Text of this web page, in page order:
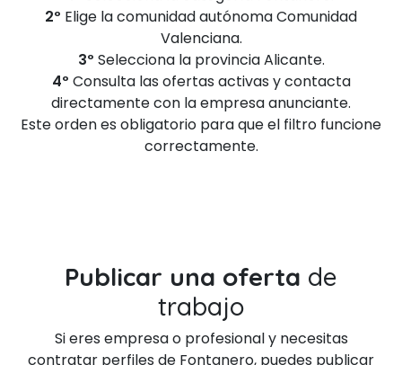
2º Elige la comunidad autónoma Comunidad
Valenciana.
3º Selecciona la provincia Alicante.
4º Consulta las ofertas activas y contacta
directamente con la empresa anunciante.
Este orden es obligatorio para que el filtro funcione
correctamente.
Publicar una oferta de
trabajo
Si eres empresa o profesional y necesitas
contratar perfiles de Fontanero, puedes publicar